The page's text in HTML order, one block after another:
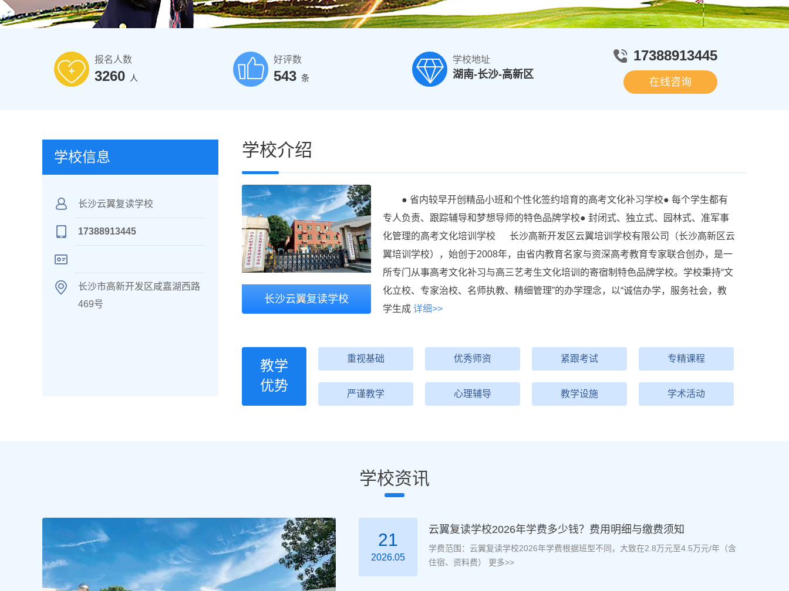
报名人数
3260 人
好评数
543 条
学校地址
湖南-长沙-高新区
17388913445
在线咨询
学校信息
长沙云翼复读学校
17388913445
长沙市高新开发区咸嘉湖西路
469号
学校介绍
长沙云翼复读学校
● 省内较早开创精品小班和个性化签约培育的高考文化补习学校● 每个学生都有
专人负责、跟踪辅导和梦想导师的特色品牌学校● 封闭式、独立式、园林式、准军事
化管理的高考文化培训学校 长沙高新开发区云翼培训学校有限公司（长沙高新区云
翼培训学校），始创于2008年，由省内教育名家与资深高考教育专家联合创办，是一
所专门从事高考文化补习与高三艺考生文化培训的寄宿制特色品牌学校。学校秉持“文
化立校、专家治校、名师执教、精细管理”的办学理念，以“诚信办学，服务社会，教
学生成 详细>>
教学
优势
重视基础 优秀师资 紧跟考试 专精课程
严谨教学 心理辅导 教学设施 学术活动
学校资讯
21
2026.05
云翼复读学校2026年学费多少钱？费用明细与缴费须知
学费范围：云翼复读学校2026年学费根据班型不同，大致在2.8万元至4.5万元/年（含
住宿、资料费）
更多>>